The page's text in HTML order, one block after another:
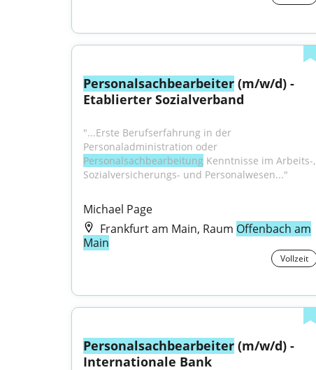
Personalsachbearbeiter (m/w/d) -
Etablierter Sozialverband
"...Erste Berufserfahrung in der
Personalsachbearbeitung Kenntnisse im Arbeits-,
Sozialversicherungs- und Personalwesen..."
Michael Page
Frankfurt am Main, Raum Offenbach am
Main
Vollzeit
Personalsachbearbeiter (m/w/d) -
Internationale Bank